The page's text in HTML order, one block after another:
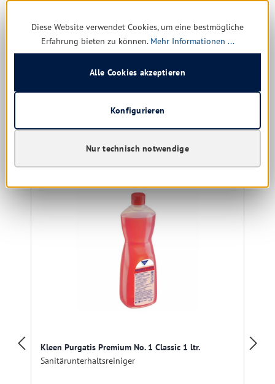
Versandfertig in 8 Tagen, Lieferzeit 1-5 Tage
1,64 €(24.39% gespart)
Details
Kleen Purgatis Premium No. 1 Classic 1 ltr.
Sanitärunterhaltsreiniger
Diese Website verwendet Cookies, um eine bestmögliche
Erfahrung bieten zu können. Mehr Informationen ...
Nur technisch notwendige
Konfigurieren
Alle Cookies akzeptieren